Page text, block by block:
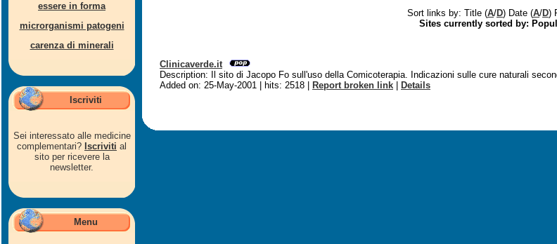
essere in forma
microrganismi patogeni
carenza di minerali
Iscriviti
Sei interessato alle medicine
complementari? Iscriviti al
sito per ricevere la
newsletter.
Menu
Sort links by: Title (A/D) Date (A/D)
Sites currently sorted by:
Clinicaverde.it
Description: Il sito di Jacopo Fo sull'uso della Comicoterapia. Indicazioni sulle cure naturali
Added on: 25-May-2001 | hits: 2518 |
Report broken link Details